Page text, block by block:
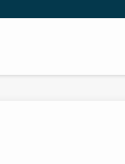
視点から調査・推理しま